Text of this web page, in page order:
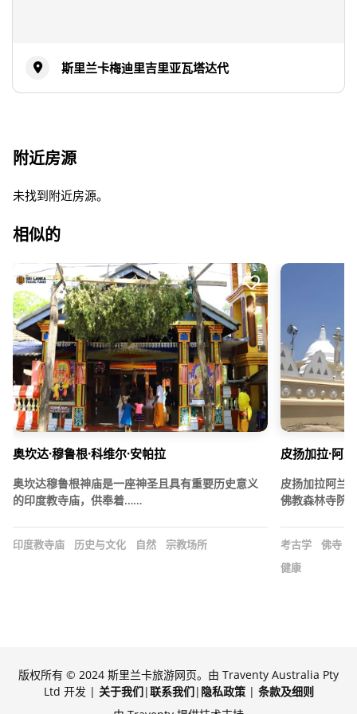
斯里兰卡梅迪里吉里亚瓦塔达代
附近房源
未找到附近房源。
相似的
奥坎达·穆鲁根·科维尔·安帕拉
奥坎达穆鲁根神庙是一座神圣且具有重要历史意义
的印度教寺庙，供奉着……
印度教寺庙 历史与文化 自然 宗教场所
皮扬加拉·阿
皮扬加拉阿兰
佛教森林寺院
考古学 佛寺
健康
版权所有 © 2024 斯里兰卡旅游网页。由 Traventy Australia Pty
Ltd 开发 | 关于我们|联系我们| 隐私政策| 条款及细则